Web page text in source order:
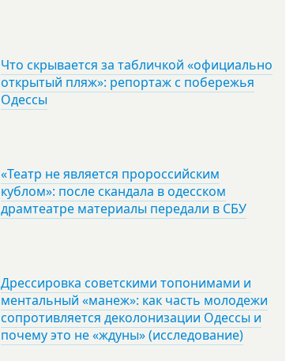
Что скрывается за табличкой «официально
открытый пляж»: репортаж с побережья
Одессы
«Театр не является пророссийским
кублом»: после скандала в одесском
драмтеатре материалы передали в СБУ
Дрессировка советскими топонимами и
ментальный «манеж»: как часть молодежи
сопротивляется деколонизации Одессы и
почему это не «ждуны» (исследование)